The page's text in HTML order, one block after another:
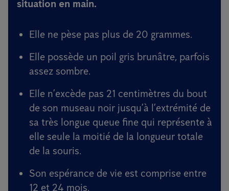
situation en main.
Elle ne pèse pas plus de 20 grammes.
Elle possède un poil gris brunâtre, parfois
assez sombre.
Elle n’excède pas 21 centimètres du bout
de son museau noir jusqu’à l’extrémité de
sa très longue queue fine qui représente à
elle seule la moitié de la longueur totale
de la souris.
Son espérance de vie est comprise entre
12 et 24 mois.